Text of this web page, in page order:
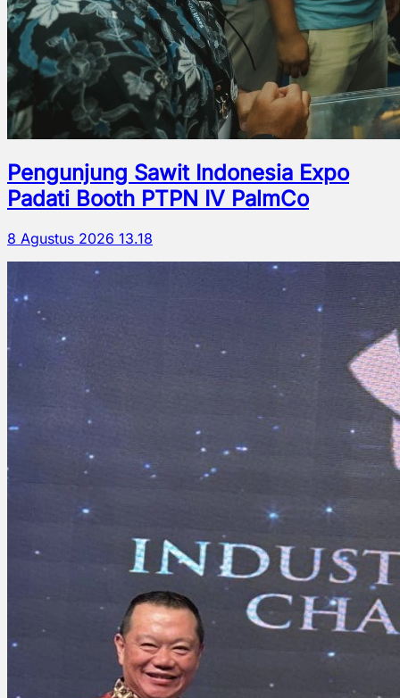
Pengunjung Sawit Indonesia Expo
Padati Booth PTPN IV PalmCo
8 Agustus 2026 13.18